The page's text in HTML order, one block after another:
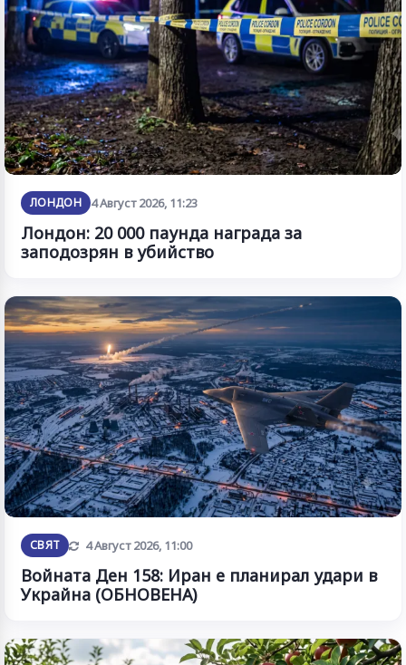
ЛОНДОН 4 Август 2026, 11:23
Лондон: 20 000 паунда награда за
заподозрян в убийство
СВЯТ Обновена
4 Август 2026, 11:00
Войната Ден 158: Иран е планирал удари в
Украйна (ОБНОВЕНА)